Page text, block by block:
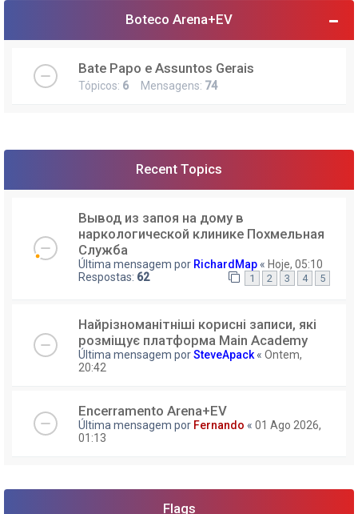
Boteco Arena+EV
Bate Papo e Assuntos Gerais
Tópicos: 6 Mensagens: 74
Recent Topics
Вывод из запоя на дому в
наркологической клинике Похмельная
Служба
Última mensagem por RichardMap « Hoje, 05:10
Respostas: 62 1 2 3 4 5
Найрізноманітніші корисні записи, які
розміщує платформа Main Academy
Última mensagem porSteveApack « Ontem,
20:42
Encerramento Arena+EV
Última mensagem por Fernando « 01 Ago 2026,
01:13
Flags